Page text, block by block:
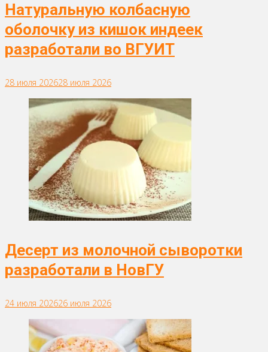
Натуральную колбасную
оболочку из кишок индеек
разработали во ВГУИТ
28 июля 202628 июля 2026
Десерт из молочной сыворотки
разработали в НовГУ
24 июля 202626 июля 2026